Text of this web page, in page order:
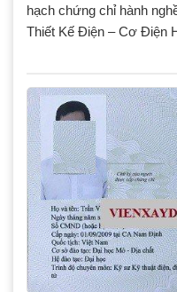
hạch chứng chỉ hành
Thiết Kế Điện – Cơ Điện